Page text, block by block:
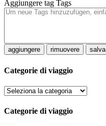
Aggiungere tag Tags
aggiungere rimuovere salva
Categorie di viaggio
Categorie di viaggio